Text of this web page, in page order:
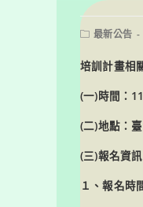
Post最新公告
培訓計畫相
(一)時間：
(二)地點：
(三)報名資訊
１、報名時